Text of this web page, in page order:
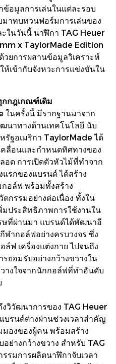
อมูลการเล่นในแต่ละรอบ
าทบทวนฟอร์มการเล่นของ
ะในวันนี้ นาฬิกา TAG Heuer
x TaylorMade Edition
ยการผสานข้อมูลวิเคราะห์
ห้เข้ากับจังหวะการแข่งขันใน
กฎเกณฑ์เดิม
ในครั้งนี้ มีรากฐานมาจาก
นาทางด้านเทคโนโลยี นับ
ฐอเมริกา TaylorMade ได้
ลื่อนและกำหนดทิศทางของ
ด การเปิดตัวหัวไม้ที่ทำจาก
รกของแบรนด์ ได้สร้าง
อล์ฟ พร้อมทั้งสร้าง
กรรมอย่างต่อเนื่อง ทั้งใน
มประสิทธิภาพการใช้งานใน
ษที่ผ่านมา แบรนด์ได้พัฒนาอี
ากอล์ฟอย่างครบวงจร ซึ่ง
ฟ เครื่องแต่งกาย ไปจนถึง
ยอมรับอย่างกว้างขวางใน
างใจจากนักกอล์ฟที่ทำอันดับ
วิวัฒนาการของ TAG Heuer
บรนด์ต่างผ่านช่วงเวลาสำคัญ
องของผู้คน พร้อมสร้าง
ย่างกว้างขวาง สำหรับ TAG
รมการผลิตนาฬิกาจับเวลา